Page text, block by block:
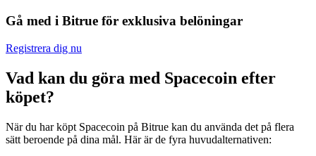
Gå med i Bitrue för exklusiva belöningar
Registrera dig nu
Vad kan du göra med Spacecoin efter
köpet?
När du har köpt Spacecoin på Bitrue kan du använda det på flera
sätt beroende på dina mål. Här är de fyra huvudalternativen: